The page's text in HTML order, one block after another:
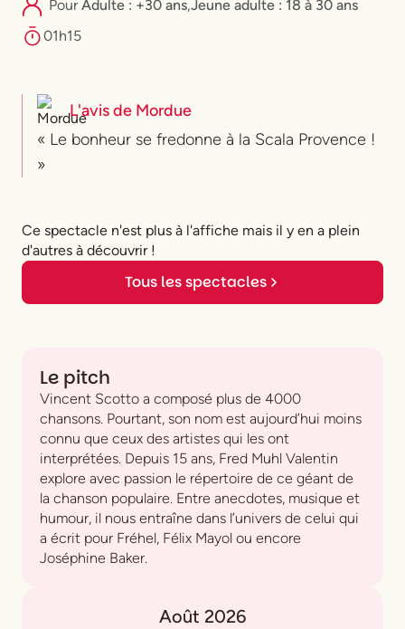
PourAdulte : +30 ans,⁠Jeune adulte : 18 à 30 ans
01h15
L'avis de Mordue
« Le bonheur se fredonne à la Scala Provence !
»
Ce spectacle n'est plus à l'affiche mais il y en a plein
d'autres à découvrir !
Tous les spectacles
Le pitch
Vincent Scotto a composé plus de 4000
chansons. Pourtant, son nom est aujourd’hui moins
connu que ceux des artistes qui les ont
interprétées. Depuis 15 ans, Fred Muhl Valentin
explore avec passion le répertoire de ce géant de
la chanson populaire. Entre anecdotes, musique et
humour, il nous entraîne dans l’univers de celui qui
a écrit pour Fréhel, Félix Mayol ou encore
Joséphine Baker.
Août 2026